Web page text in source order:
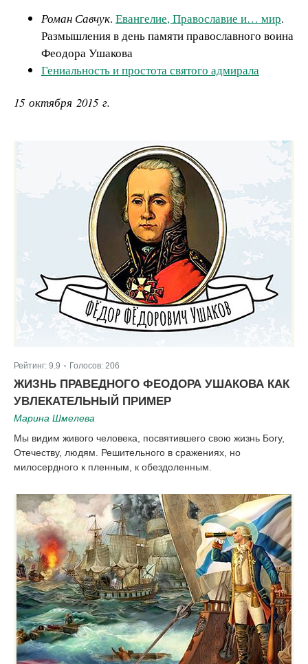
Роман Савчук. Евангелие, Православие и… мир.
Размышления в день памяти православного воина
Феодора Ушакова
Гениальность и простота святого адмирала
15 октября 2015 г.
Рейтинг: 9.9 Голосов: 206
ЖИЗНЬ ПРАВЕДНОГО ФЕОДОРА УШАКОВА КАК
УВЛЕКАТЕЛЬНЫЙ ПРИМЕР
Марина Шмелева
Мы видим живого человека, посвятившего свою жизнь Богу,
Отечеству, людям. Решительного в сражениях, но
милосердного к пленным, к обездоленным.